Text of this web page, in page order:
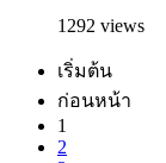
1292 views
เริ่มต้น
ก่อนหน้า
1
2